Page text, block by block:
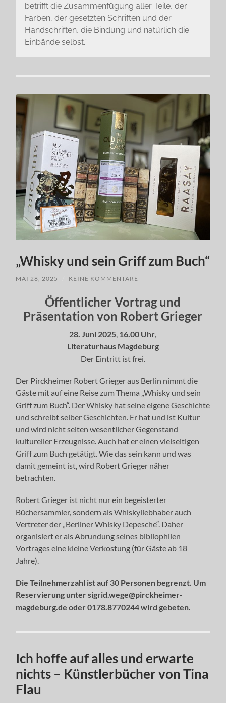
betrifft die Zusammenfügung aller Teile, der
Farben, der gesetzten Schriften und der
Handschriften, die Bindung und natürlich die
Einbände selbst.“
„Whisky und sein Griff zum Buch“
MAI 28, 2025 KEINE KOMMENTARE
Öffentlicher Vortrag und
Präsentation von Robert Grieger
28. Juni 2025, 16.00 Uhr,
Literaturhaus Magdeburg
Der Eintritt ist frei.
Der Pirckheimer Robert Grieger aus Berlin nimmt die
Gäste mit auf eine Reise zum Thema „Whisky und sein
Griff zum Buch“. Der Whisky hat seine eigene Geschichte
und schreibt selber Geschichten. Er hat und ist Kultur
und wird nicht selten wesentlicher Gegenstand
kultureller Erzeugnisse. Auch hat er einen vielseitigen
Griff zum Buch getätigt. Wie das sein kann und was
damit gemeint ist, wird Robert Grieger näher
betrachten.
Robert Grieger ist nicht nur ein begeisterter
Büchersammler, sondern als Whiskyliebhaber auch
Vertreter der „Berliner Whisky Depesche“. Daher
organisiert er als Abrundung seines bibliophilen
Vortrages eine kleine Verkostung (für Gäste ab 18
Jahre).
Die Teilnehmerzahl ist auf 30 Personen begrenzt. Um
Reservierung unter sigrid.wege@pirckheimer-
magdeburg.de oder 0178.8770244 wird gebeten.
Ich hoffe auf alles und erwarte
nichts – Künstlerbücher von Tina
Flau